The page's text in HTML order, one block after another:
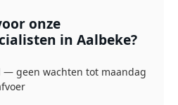
onze
in Aalbeke?
— geen wachten tot maandag